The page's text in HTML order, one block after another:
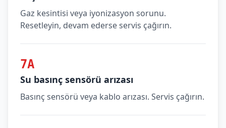
Gaz kesintisi veya iyonizasyon sorunu.
Resetleyin, devam ederse servis çağırın.
7A
Su basınç sensörü arızası
Basınç sensörü veya kablo arızası. Servis çağırın.